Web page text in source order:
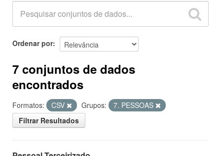
Ordenar por
7 conjuntos de dados
encontrados
Formatos: CSV Grupos:
7. PESSOAS
Filtrar Resultados